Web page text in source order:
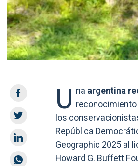
U na argentina
los
República
Geographic 2025 al
Howard G. Buffett